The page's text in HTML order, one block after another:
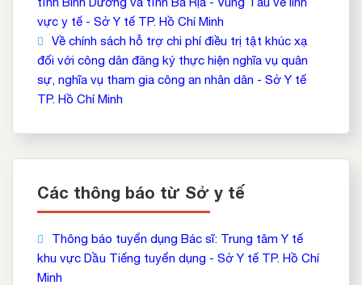
vực y tế - Sở Y tế TP. Hồ Chí Minh
Về chính sách hỗ trợ chi phí điều trị tật khúc xạ
đối với công dân đăng ký thực hiện nghĩa vụ quân
sự, nghĩa vụ tham gia công an nhân dân - Sở Y tế
TP. Hồ Chí Minh
Các thông báo từ Sở y tế
Thông báo tuyển dụng Bác sĩ: Trung tâm Y tế
khu vực Dầu Tiếng tuyển dụng - Sở Y tế TP. Hồ Chí
Minh